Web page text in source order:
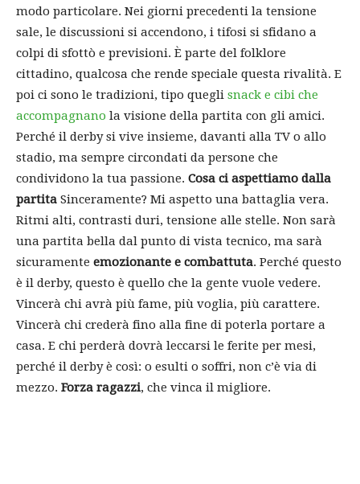
modo particolare. Nei giorni precedenti la tensione
sale, le discussioni si accendono, i tifosi si sfidano a
colpi di sfottò e previsioni. È parte del folklore
cittadino, qualcosa che rende speciale questa rivalità. E
poi ci sono le tradizioni, tipo quegli snack e cibi che
accompagnano la visione della partita con gli amici.
Perché il derby si vive insieme, davanti alla TV o allo
stadio, ma sempre circondati da persone che
condividono la tua passione. Cosa ci aspettiamo dalla
partita Sinceramente? Mi aspetto una battaglia vera.
Ritmi alti, contrasti duri, tensione alle stelle. Non sarà
una partita bella dal punto di vista tecnico, ma sarà
sicuramente emozionante e combattuta. Perché questo
è il derby, questo è quello che la gente vuole vedere.
Vincerà chi avrà più fame, più voglia, più carattere.
Vincerà chi crederà fino alla fine di poterla portare a
casa. E chi perderà dovrà leccarsi le ferite per mesi,
perché il derby è così: o esulti o soffri, non c’è via di
mezzo. Forza ragazzi, che vinca il migliore.